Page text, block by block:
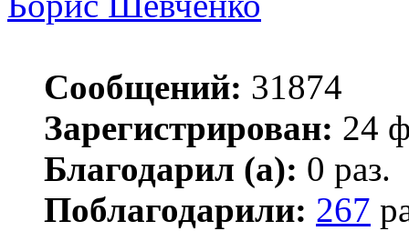
Сообщений: 31874
Зарегистрирован: 24
Благодарил (а): 0 раз.
Поблагодарили: 267